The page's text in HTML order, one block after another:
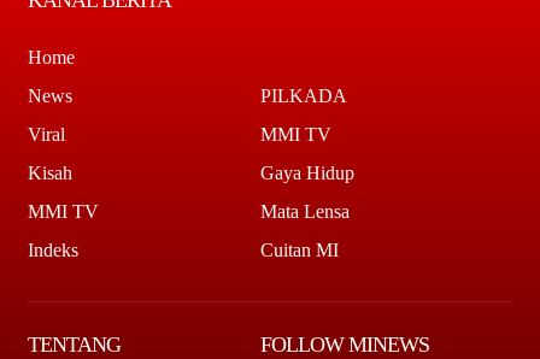
Home
News
Viral
Kisah
MMI TV
Indeks
PILKADA
MMI TV
Gaya Hidup
Mata Lensa
Cuitan MI
TENTANG FOLLOW MINEWS